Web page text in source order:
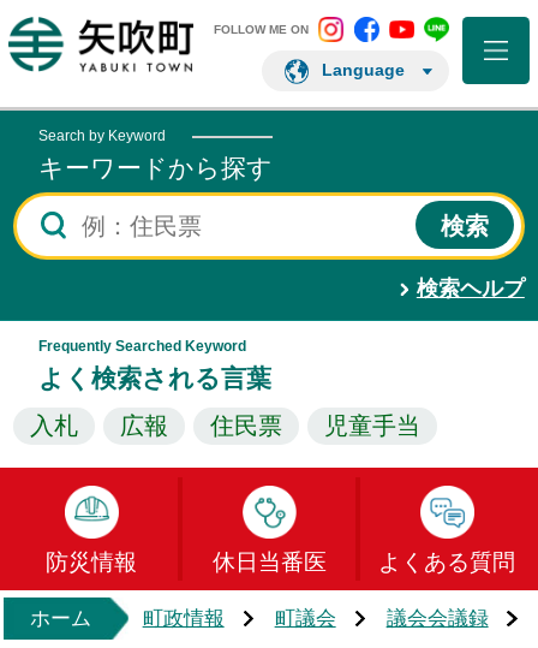
矢吹町ホームページ
FOLLOW ME ON 矢吹町 Instagram
矢吹町矢吹町矢吹町
Language
Search by Keyword
キーワードから探す
検索ヘルプ
Frequently Searched Keyword
よく検索される言葉
入札 広報 住民票 児童手当
防災情報 休日当番医 よくある質問
ホーム 町政情報 町議会 議会会議録